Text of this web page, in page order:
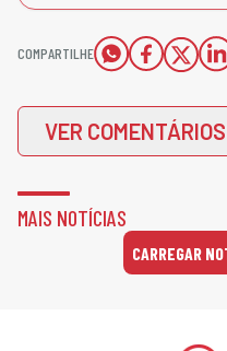
COMPARTILHE
VER COMENTÁRIOS
MAIS NOTÍCIAS
CARREGAR